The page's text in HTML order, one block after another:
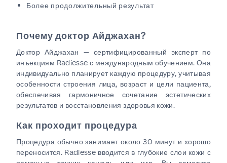
Более продолжительный результат
Почему доктор Айджахан?
Доктор Айджахан — сертифицированный эксперт по
инъекциям Radiesse с международным обучением. Она
индивидуально планирует каждую процедуру, учитывая
особенности строения лица, возраст и цели пациента,
обеспечивая гармоничное сочетание эстетических
результатов и восстановления здоровья кожи.
Как проходит процедура
Процедура обычно занимает около 30 минут и хорошо
переносится. Radiesse вводится в глубокие слои кожи с